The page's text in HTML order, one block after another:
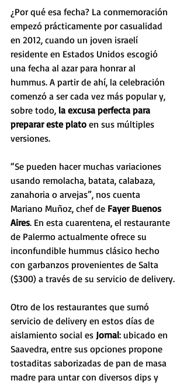
¿Por qué esa fecha? La conmemoración
empezó prácticamente por casualidad
en 2012, cuando un joven israelí
residente en Estados Unidos escogió
una fecha al azar para honrar al
hummus. A partir de ahí, la celebración
comenzó a ser cada vez más popular y,
sobre todo, la excusa perfecta para
preparar este plato en sus múltiples
versiones.
“Se pueden hacer muchas variaciones
usando remolacha, batata, calabaza,
zanahoria o arvejas”, nos cuenta
Mariano Muñoz, chef de Fayer Buenos
Aires. En esta cuarentena, el restaurante
de Palermo actualmente ofrece su
inconfundible hummus clásico hecho
con garbanzos provenientes de Salta
($300) a través de su servicio de delivery.
Otro de los restaurantes que sumó
servicio de delivery en estos días de
aislamiento social es Jornal: ubicado en
Saavedra, entre sus opciones propone
tostaditas saborizadas de pan de masa
madre para untar con diversos dips y